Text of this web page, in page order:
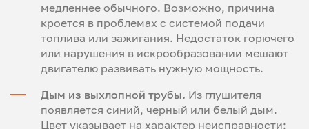
медленнее обычного. Возможно, причина
кроется в проблемах с системой подачи
топлива или зажигания. Недостаток горючего
или нарушения в искрообразовании мешают
двигателю развивать нужную мощность.
Дым из выхлопной трубы. Из глушителя
появляется синий, черный или белый дым.
Цвет указывает на характер неисправности: